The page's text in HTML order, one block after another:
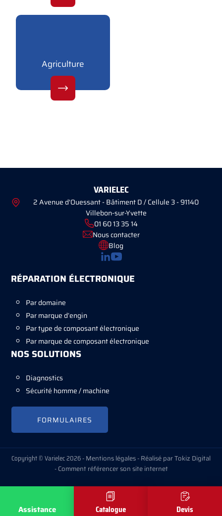
Assistance Catalogue Devis
Agriculture
VARIELEC
2 Avenue d'Ouessant - Bâtiment D / Cellule 3 - 91140
Villebon-sur-Yvette
01 60 13 35 14
Nous contacter
Blog
RÉPARATION ÉLECTRONIQUE
Par domaine
Par marque d’engin
Par type de composant électronique
Par marque de composant électronique
NOS SOLUTIONS
Diagnostics
Sécurité homme / machine
FORMULAIRES
Copyright © Varielec 2026 -Mentions légales-Réalisé par Tokiz Digital
-Comment référencer son site internet